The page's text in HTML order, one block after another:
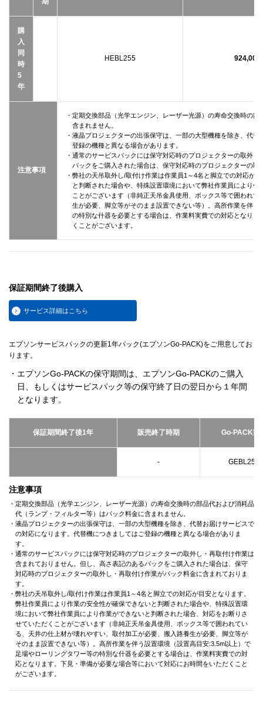
購
入
同
時
5
年
HEBL255 924,000
注意事項
・定期交換部品（光学エンジン、レーザー光源）の寿命交換時の
含まれません。
・液晶プロジェクターの出張保守は、一部の大型機種を除き、代
登録の機種と異なる場合があります。
・通常のサービスパックには保守対応時のプロジェクターの取外
パックをご購入された場合は、保守対応時のプロジェクターの
・弊社の天吊取外し/取付け作業は作業員1～4名と脚立での対応が
と判断された場合や、特殊設置環境において弊社作業員により
ことがございます（非純正天吊金具使用、ボックス等で囲われ
生が必要、脚立等がそのまま設置できない等）。高所作業を伴
の特別な什器を必要とする場合は、作業料実費での対応となり
くことがございます。
保証期間終了後購入
サービス詳細はこちら
エプソンサービスパックの更新1年パック(エプソンGo-PACK)をご用意してお
ります。
・エプソンGo-PACKの保守期間は、エプソンGo-PACKのご購入
日、もしくはサービスパック等の保守終了日の翌日から１年間
となります。
保証期間終了後1年 販売終了時期 Go-PACK型
- GEBL251
注意事項
・定期交換部品（光学エンジン、レーザー光源）の寿命交換時の部品代および消耗品
代（ランプ・フィルター等）はパック料金に含まれません。
・液晶プロジェクターの出張保守は、一部の大型機種を除き、代替お届けサービスで
の対応になります。代替機につきましてはご登録の機種と異なる場合がありま
す。
・通常のサービスパックには保守対応時のプロジェクターの取外し・再取付け作業は
含まれておりません。但し、高さ表記のあるパックをご購入された場合は、保守
対応時のプロジェクターの取外し・再取付け作業がパック料金に含まれておりま
す。
・弊社の天吊取外し/取付け作業は作業員1～4名と脚立での対応が目安となります。
弊社作業員により作業の安全性が確保できないと判断された場合や、特殊設置環
境において弊社作業員により作業ができないと判断された場合、対応をお断りさ
せていただくことがございます（非純正天吊金具使用、ボックス等で囲われてい
る、天井の仕上材が壊れやすい、取付加工が必要、搬入路養生が必要、脚立等が
そのまま設置できない等）。高所作業を伴う設置環境（設置高目安:3.5m以上）で
足場やローリングタワー等の特別な什器を必要とする場合は、作業料実費での対
応となります。下見・準備が必要な場合等において対応にお時間をいただくこと
がございます。